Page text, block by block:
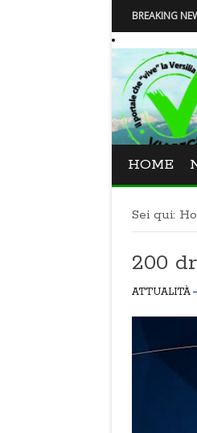
BREAKING
Carnevale - Nominata
HOME
Sei qui:
200
ATTUALITÀ